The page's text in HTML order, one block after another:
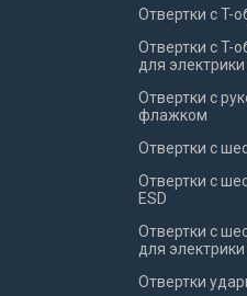
Отвертки с T-
Отвертки с T-
для электрики
Отвертки с
флажком
Отвертки с
Отвертки с
ESD
Отвертки с
для электрики
Отвертки